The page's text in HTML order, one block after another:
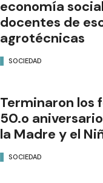
economía
docentes de
agrotécnicas
SOCIEDAD
Terminaron los
50.o
la Madre y el
SOCIEDAD